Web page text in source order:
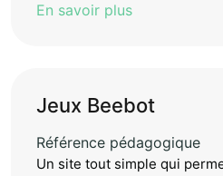
En savoir plus
Jeux Beebot
Référence pédagogique
Un site tout simple qui